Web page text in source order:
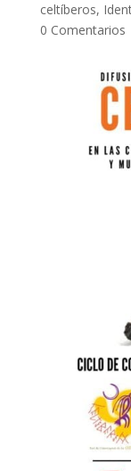
celtíberos,
0 Comentarios